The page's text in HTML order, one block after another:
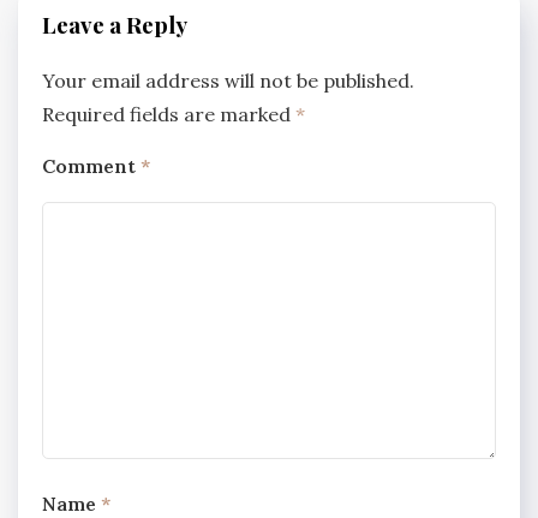
Leave a Reply
Your email address will not be published.
Required fields are marked *
Comment *
Name *